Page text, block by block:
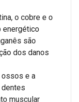
o cobre e o
energético
são
dos danos
ossos e a
muscular